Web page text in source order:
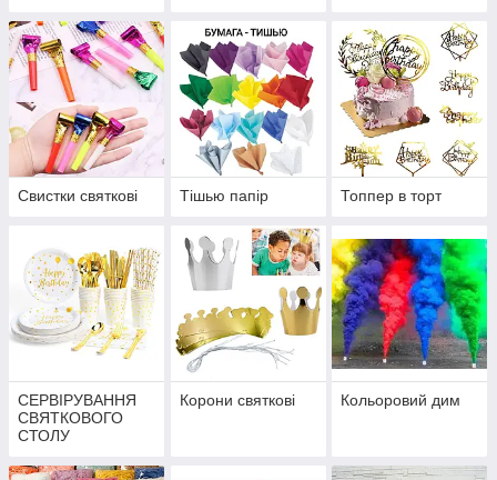
Свистки святкові Тішью папір Топпер в торт
СЕРВІРУВАННЯ
СВЯТКОВОГО
СТОЛУ
Корони святкові Кольоровий дим